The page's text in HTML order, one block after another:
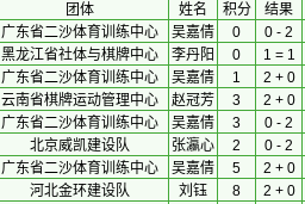
团体 姓名 积分
结果
广东省二沙体育训练中心 吴嘉倩 0
0 - 2
黑龙江省社体与棋牌中心 李丹阳 0
1 = 1
广东省二沙体育训练中心 吴嘉倩 1
2 + 0
云南省棋牌运动管理中心 赵冠芳 3
2 + 0
广东省二沙体育训练中心 吴嘉倩 3
0 - 2
北京威凯建设队 张瀛心 2
0 - 2
广东省二沙体育训练中心 吴嘉倩 5
2 + 0
河北金环建设队 刘钰 8
2 + 0